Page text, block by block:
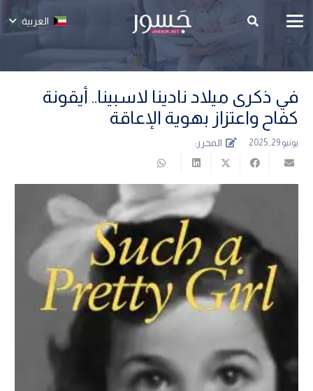
العربية
في ذكرى ميلاد نادينا لاسبينا.. أيقونة
كفاح واعتزاز بهوية الإعاقة
يونيو 29, 2025 المحرر: